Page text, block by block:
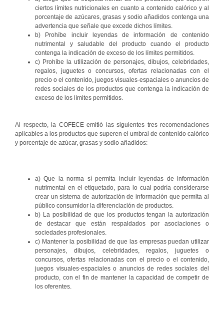
ciertos límites nutricionales en cuanto a contenido calórico y al
porcentaje de azúcares, grasas y sodio añadidos contenga una
advertencia que señale que excede dichos límites.
b) Prohíbe incluir leyendas de información de contenido
nutrimental y saludable del producto cuando el producto
contenga la indicación de exceso de los límites permitidos.
c) Prohíbe la utilización de personajes, dibujos, celebridades,
regalos, juguetes o concursos, ofertas relacionadas con el
precio o el contenido, juegos visuales-espaciales o anuncios de
redes sociales de los productos que contenga la indicación de
exceso de los límites permitidos.
Al respecto, la COFECE emitió las siguientes tres recomendaciones
aplicables a los productos que superen el umbral de contenido calórico
y porcentaje de azúcar, grasas y sodio añadidos:
a) Que la norma sí permita incluir leyendas de información
nutrimental en el etiquetado, para lo cual podría considerarse
crear un sistema de autorización de información que permita al
público consumidor la diferenciación de productos.
b) La posibilidad de que los productos tengan la autorización
de destacar que están respaldados por asociaciones o
sociedades profesionales.
c) Mantener la posibilidad de que las empresas puedan utilizar
personajes, dibujos, celebridades, regalos, juguetes o
concursos, ofertas relacionadas con el precio o el contenido,
juegos visuales-espaciales o anuncios de redes sociales del
producto, con el fin de mantener la capacidad de competir de
los oferentes.